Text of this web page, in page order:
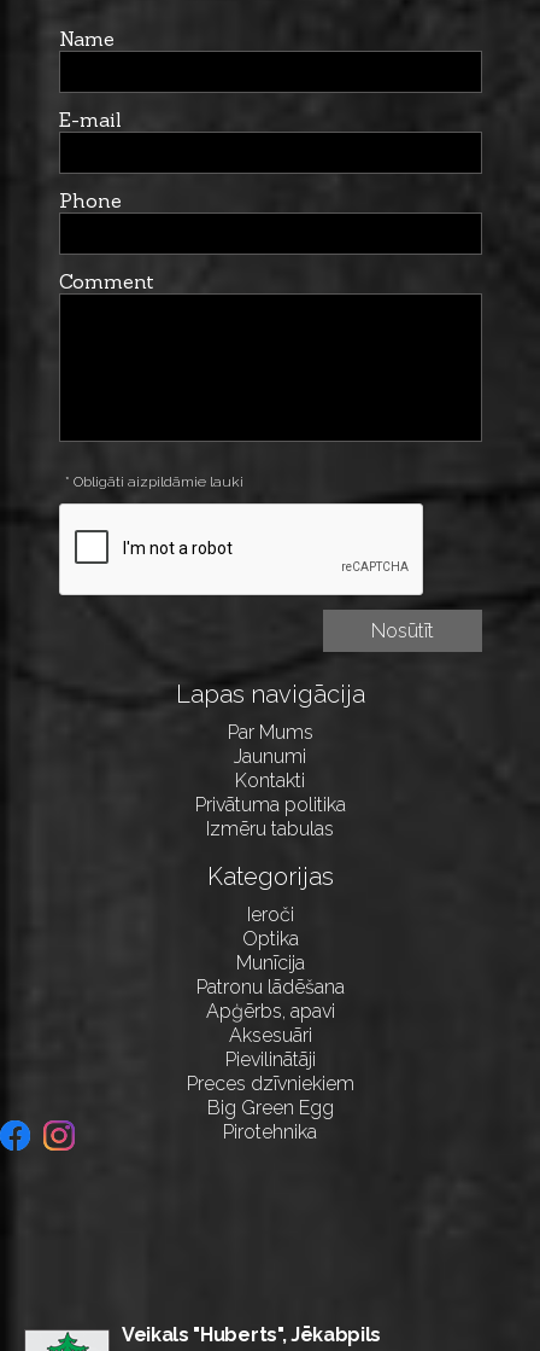
Name
E-mail
Phone
Comment
* Obligāti aizpildāmie lauki
Lapas navigācija
Par Mums
Jaunumi
Kontakti
Privātuma politika
Izmēru tabulas
Kategorijas
Ieroči
Optika
Munīcija
Patronu lādēšana
Apģērbs, apavi
Aksesuāri
Pievilinātāji
Preces dzīvniekiem
Big Green Egg
Pirotehnika
Veikals "Huberts", Jēkabpils